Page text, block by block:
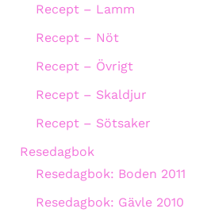
Recept – Lamm
Recept – Nöt
Recept – Övrigt
Recept – Skaldjur
Recept – Sötsaker
Resedagbok
Resedagbok: Boden 2011
Resedagbok: Gävle 2010